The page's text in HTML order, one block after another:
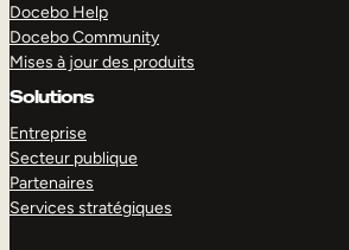
Docebo Help
Docebo Community
Mises à jour des produits
Solutions
Entreprise
Secteur publique
Partenaires
Services stratégiques